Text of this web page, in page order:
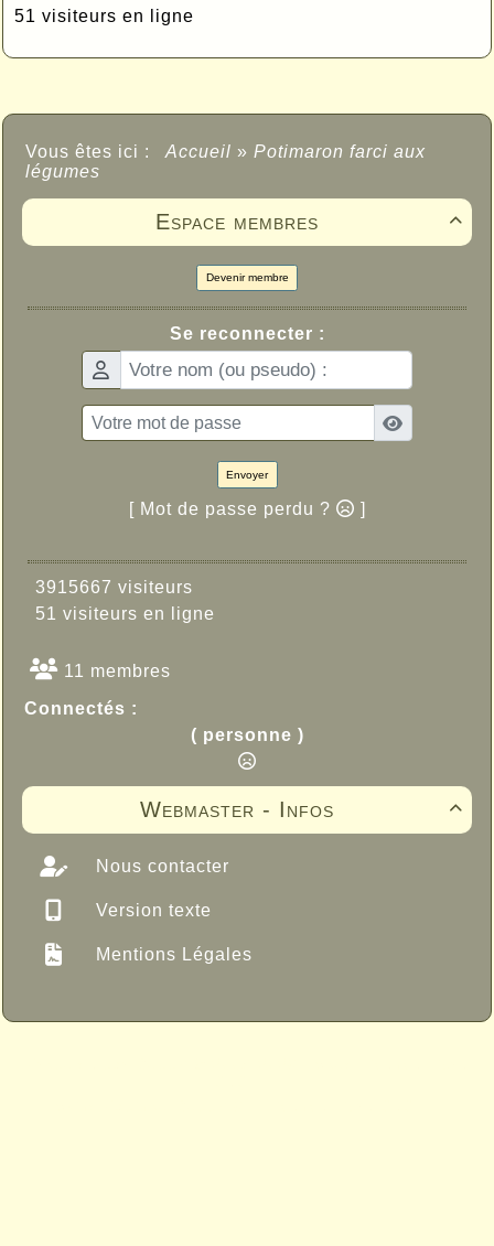
51 visiteurs en ligne
Vous êtes ici : Accueil » Potimaron farci aux
légumes

Espace membres
Devenir membre
Se reconnecter :
Envoyer
[ Mot de passe perdu ? ]
3915667 visiteurs
51 visiteurs en ligne
11 membres
Connectés :
( personne )

Webmaster - Infos
Nous contacter
Version texte
Mentions Légales